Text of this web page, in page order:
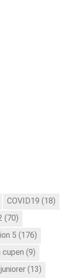
COVID19 (18)
(70)
5 (176)
cupen (9)
(13)